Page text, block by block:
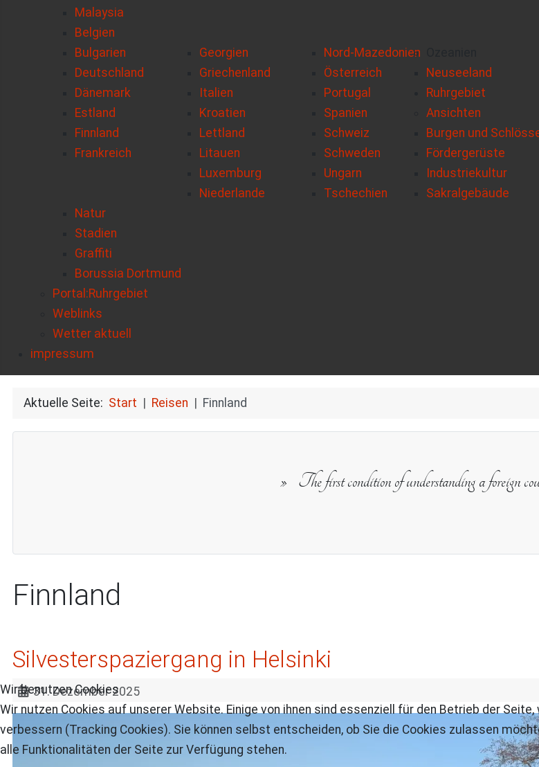
Malaysia
Belgien
Bulgarien
Deutschland
Dänemark
Estland
Finnland
Frankreich
Georgien
Griechenland
Italien
Kroatien
Lettland
Litauen
Luxemburg
Niederlande
Nord-Mazedonien
Österreich
Portugal
Spanien
Schweiz
Schweden
Ungarn
Tschechien
Neuseeland
Ruhrgebiet
Ansichten
Burgen und
Fördergerüste
Industriekultur
Sakralgebäude
Natur
Stadien
Graffiti
Borussia Dortmund
Portal:Ruhrgebiet
Weblinks
Wetter aktuell
impressum
Aktuelle Seite: Start Reisen Finnland
The first condition of understanding a foreign
Finnland
Silvesterspaziergang in Helsinki
31. Dezember 2025
Wir benutzen Cookies
Wir nutzen Cookies auf unserer Website. Einige von ihnen sind essenziell für den Betrieb der
verbessern (Tracking Cookies). Sie können selbst entscheiden, ob Sie die Cookies zulassen
alle Funktionalitäten der Seite zur Verfügung stehen.